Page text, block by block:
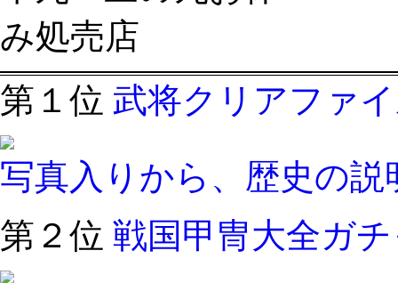
第１位 武将クリアファ
写真入りから、歴史の
第２位 戦国甲冑大全ガ